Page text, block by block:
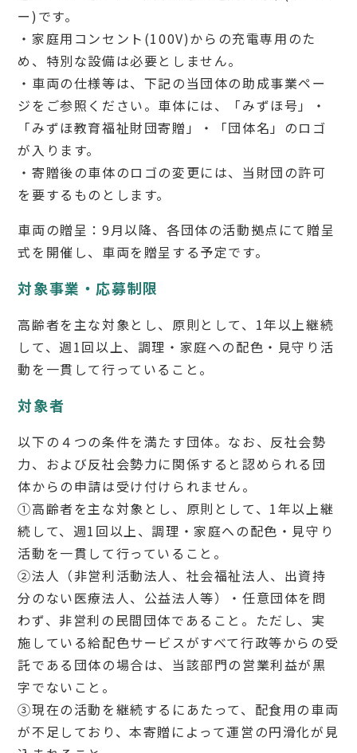
ー)です。
・家庭用コンセント(100V)からの充電専用のた
め、特別な設備は必要としません。
・車両の仕様等は、下記の当団体の助成事業ペー
ジをご参照ください。車体には、「みずほ号」・
「みずほ教育福祉財団寄贈」・「団体名」のロゴ
が入ります。
・寄贈後の車体のロゴの変更には、当財団の許可
を要するものとします。
車両の贈呈：9月以降、各団体の活動拠点にて贈呈
式を開催し、車両を贈呈する予定です。
対象事業・応募制限
高齢者を主な対象とし、原則として、1年以上継続
して、週1回以上、調理・家庭への配色・見守り活
動を一貫して行っていること。
対象者
以下の４つの条件を満たす団体。なお、反社会勢
力、および反社会勢力に関係すると認められる団
体からの申請は受け付けられません。
①高齢者を主な対象とし、原則として、1年以上継
続して、週1回以上、調理・家庭への配色・見守り
活動を一貫して行っていること。
②法人（非営利活動法人、社会福祉法人、出資持
分のない医療法人、公益法人等）・任意団体を問
わず、非営利の民間団体であること。ただし、実
施している給配色サービスがすべて行政等からの受
託である団体の場合は、当該部門の営業利益が黒
字でないこと。
③現在の活動を継続するにあたって、配食用の車両
が不足しており、本寄贈によって運営の円滑化が見